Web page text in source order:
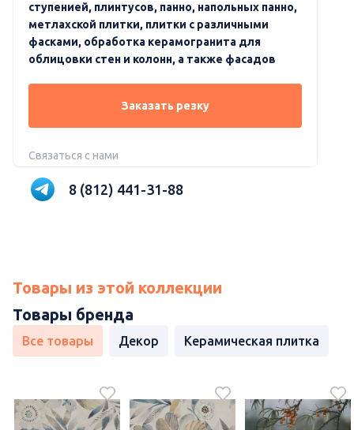
ступенией, плинтусов, панно, напольных панно,
метлахской плитки, плитки с различными
фасками, обработка керамогранита для
облицовки стен и колонн, а также фасадов
Заказать резку
Связаться с нами
8 (812) 441-31-88
Товары из этой коллекции
Товары бренда
Все товары Декор Керамическая плитка